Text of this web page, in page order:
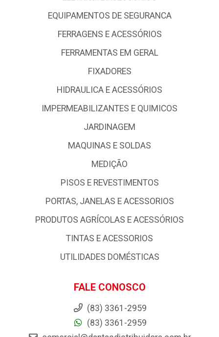
EQUIPAMENTOS DE SEGURANCA
FERRAGENS E ACESSÓRIOS
FERRAMENTAS EM GERAL
FIXADORES
HIDRAULICA E ACESSÓRIOS
IMPERMEABILIZANTES E QUIMICOS
JARDINAGEM
MAQUINAS E SOLDAS
MEDIÇÃO
PISOS E REVESTIMENTOS
PORTAS, JANELAS E ACESSORIOS
PRODUTOS AGRÍCOLAS E ACESSÓRIOS
TINTAS E ACESSORIOS
UTILIDADES DOMÉSTICAS
FALE CONOSCO
(83) 3361-2959
(83) 3361-2959